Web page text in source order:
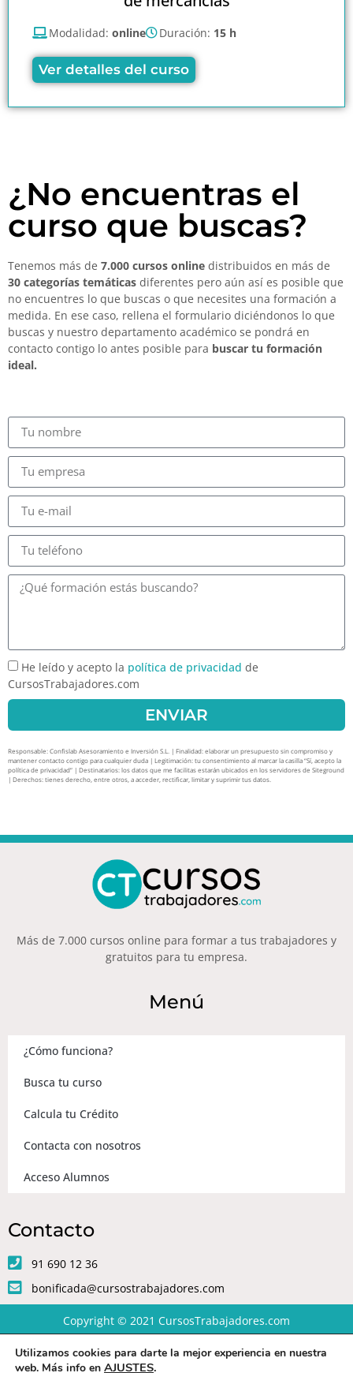
Modalidad: online Duración: 15 h
Ver detalles del curso
¿No encuentras el
curso que buscas?
Tenemos más de 7.000 cursos online distribuidos en más de
30 categorías temáticas diferentes pero aún así es posible que
no encuentres lo que buscas o que necesites una formación a
medida. En ese caso, rellena el formulario diciéndonos lo que
buscas y nuestro departamento académico se pondrá en
contacto contigo lo antes posible para buscar tu formación
ideal.
He leído y acepto la política de privacidad de
CursosTrabajadores.com
ENVIAR
Responsable: Confislab Asesoramiento e Inversión S.L. | Finalidad: elaborar un presupuesto sin compromiso y
mantener contacto contigo para cualquier duda | Legitimación: tu consentimiento al marcar la casilla “Sí, acepto la
política de privacidad” | Destinatarios: los datos que me facilitas estarán ubicados en los servidores de Siteground
| Derechos: tienes derecho, entre otros, a acceder, rectificar, limitar y suprimir tus datos.
Más de 7.000 cursos online para formar a tus trabajadores y
gratuitos para tu empresa.
Menú
¿Cómo funciona?
Busca tu curso
Calcula tu Crédito
Contacta con nosotros
Acceso Alumnos
Contacto
91 690 12 36
bonificada@cursostrabajadores.com
Copyright © 2021 CursosTrabajadores.com
Aviso Legal| Política de Privacidad Condiciones de compra
Utilizamos cookies para darte la mejor experiencia en nuestra
web. Más info en AJUSTES.